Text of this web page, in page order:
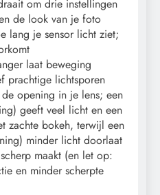
om drie instellingen
de look van je foto
lang je sensor licht ziet;
laat beweging
prachtige lichtsporen
opening in je lens; een
geeft veel licht en een
zachte bokeh, terwijl een
minder licht doorlaat
maakt (en let op:
en minder scherpte